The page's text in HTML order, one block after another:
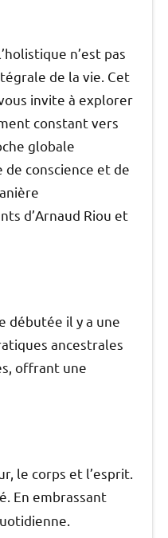
n’est pas
de la vie. Cet
invite à explorer
constant vers
globale
de conscience et de
d’Arnaud Riou et
débutée il y a une
ancestrales
offrant une
le corps et l’esprit.
En embrassant